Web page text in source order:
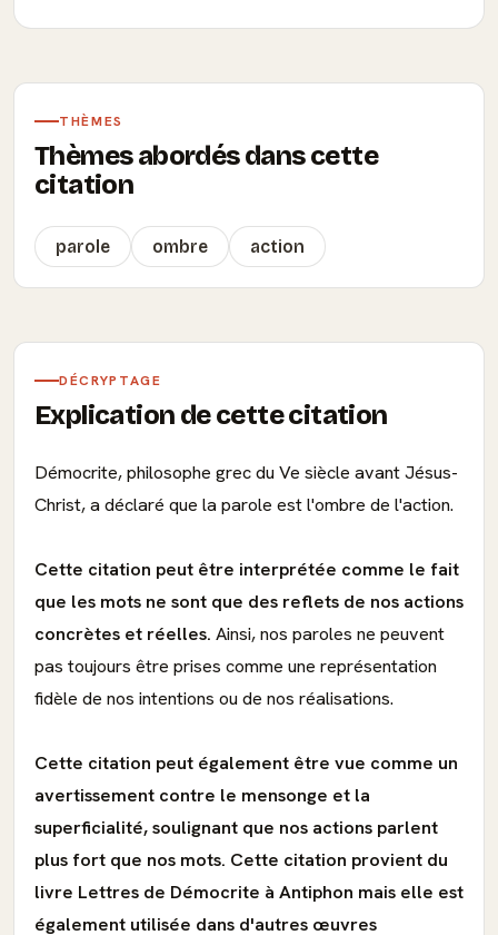
THÈMES
Thèmes abordés dans cette
citation
parole ombre action
DÉCRYPTAGE
Explication de cette citation
Démocrite, philosophe grec du Ve siècle avant Jésus-
Christ, a déclaré que la parole est l'ombre de l'action.
Cette citation peut être interprétée comme le fait
que les mots ne sont que des reflets de nos actions
concrètes et réelles. Ainsi, nos paroles ne peuvent
pas toujours être prises comme une représentation
fidèle de nos intentions ou de nos réalisations.
Cette citation peut également être vue comme un
avertissement contre le mensonge et la
superficialité, soulignant que nos actions parlent
plus fort que nos mots. Cette citation provient du
livre Lettres de Démocrite à Antiphon mais elle est
également utilisée dans d'autres œuvres